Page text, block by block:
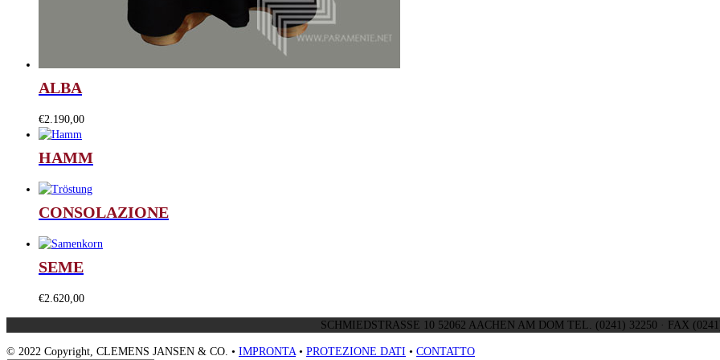
ALBA
€2.190,00
HAMM
CONSOLAZIONE
SEME
€2.620,00
SCHMIEDSTRASSE 10 52062 AACHEN AM DOM TEL. (0241) 32250 · FAX
© 2022 Copyright, CLEMENS JANSEN & CO. • IMPRONTA• PROTEZIONE DATI • CONTATTO